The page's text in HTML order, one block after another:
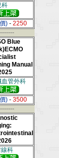
科
) - 2250
Blue
Manual
血管外科
) - 3500
科